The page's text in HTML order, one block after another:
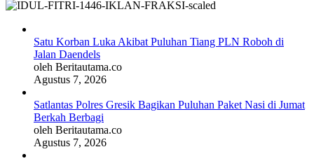
Satu Korban Luka Akibat Puluhan Tiang PLN Roboh di
Jalan Daendels
oleh Beritautama.co
Agustus 7, 2026
Satlantas Polres Gresik Bagikan Puluhan Paket Nasi di Jumat
Berkah Berbagi
oleh Beritautama.co
Agustus 7, 2026